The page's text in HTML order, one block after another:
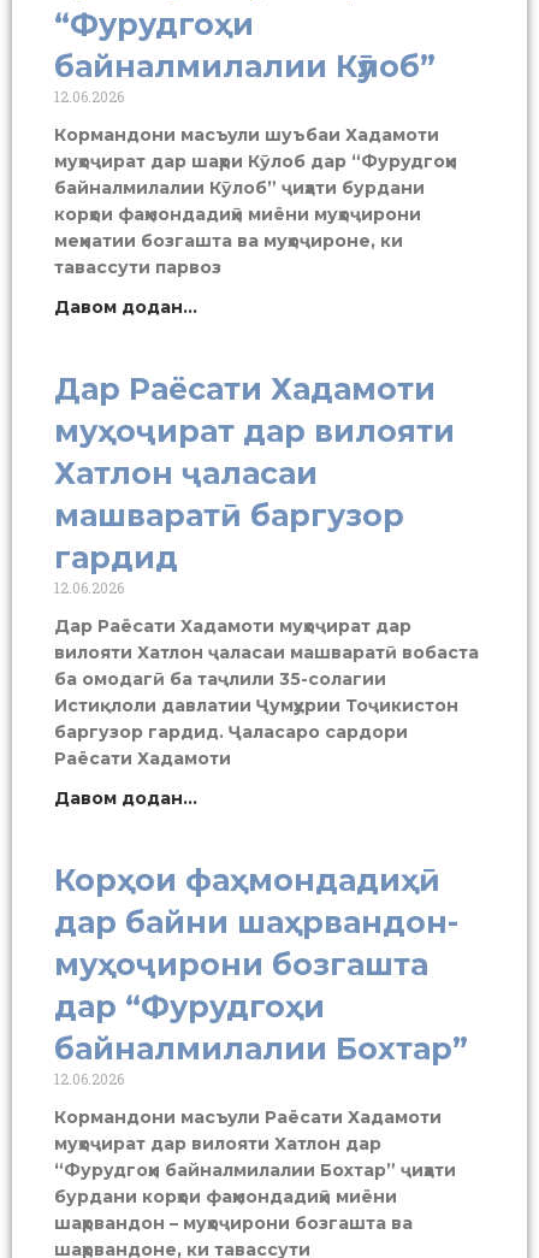
“Фурудгоҳи
байналмилалии Кӯлоб”
12.06.2026
Кормандони масъули шуъбаи Хадамоти
муҳоҷират дар шаҳри Кӯлоб дар “Фурудгоҳи
байналмилалии Кӯлоб” ҷиҳати бурдани
корҳои фаҳмондадиҳӣ миёни муҳоҷирони
меҳнатии бозгашта ва муҳоҷироне, ки
тавассути парвоз
Давом додан...
Дар Раёсати Хадамоти
муҳоҷират дар вилояти
Хатлон ҷаласаи
машваратӣ баргузор
гардид
12.06.2026
Дар Раёсати Хадамоти муҳоҷират дар
вилояти Хатлон ҷаласаи машваратӣ вобаста
ба омодагӣ ба таҷлили 35-солагии
Истиқлоли давлатии Ҷумҳурии Тоҷикистон
баргузор гардид. Ҷаласаро сардори
Раёсати Хадамоти
Давом додан...
Корҳои фаҳмондадиҳӣ
дар байни шаҳрвандон-
муҳоҷирони бозгашта
дар “Фурудгоҳи
байналмилалии Бохтар”
12.06.2026
Кормандони масъули Раёсати Хадамоти
муҳоҷират дар вилояти Хатлон дар
“Фурудгоҳи байналмилалии Бохтар” ҷиҳати
бурдани корҳои фаҳмондадиҳӣ миёни
шаҳрвандон – муҳоҷирони бозгашта ва
шаҳрвандоне, ки тавассути